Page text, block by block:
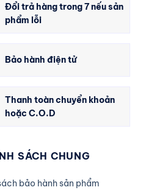
Đổi trả hàng trong 7 nếu sản
phẩm lỗi
Bảo hành điện tử
Thanh toàn chuyển khoản
hoặc C.O.D
SÁCH CHUNG
bảo hành sản phẩm